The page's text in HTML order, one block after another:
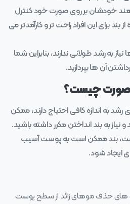
خودشان بر روی صورت خود کنترل
بند برای این افراد راحت‌ تر و کارآمدتر می‌
نیاز به رشد طولانی ندارند، بنابراین شما
آن ها بپردازید.
صورت چیست؟
رشد به اندازه کافی احتیاج دارند، ممکن
به بند انداختن مکرر داشته باشید.
بند ممکن است به پوست آسیب
ایجاد شود.
های حذف موهای زائد از سطح پوست